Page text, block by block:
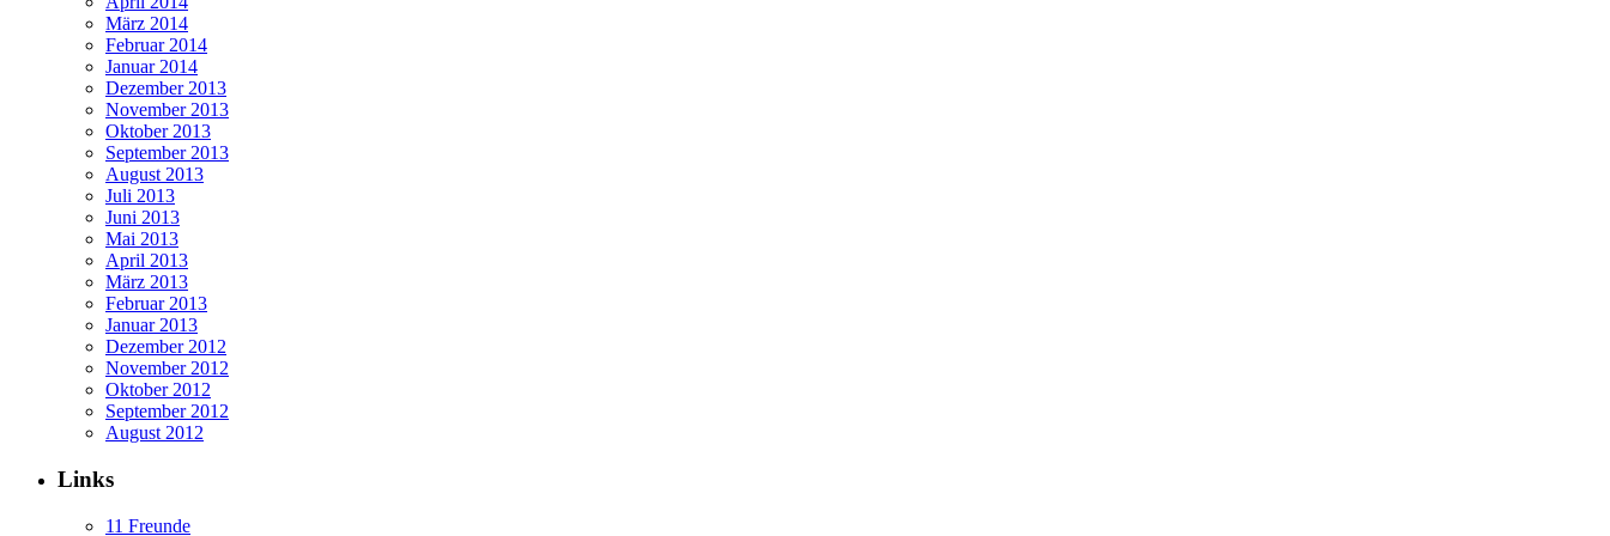
März 2014
Februar 2014
Januar 2014
Dezember 2013
November 2013
Oktober 2013
September 2013
August 2013
Juli 2013
Juni 2013
Mai 2013
April 2013
März 2013
Februar 2013
Januar 2013
Dezember 2012
November 2012
Oktober 2012
September 2012
August 2012
Links
11 Freunde